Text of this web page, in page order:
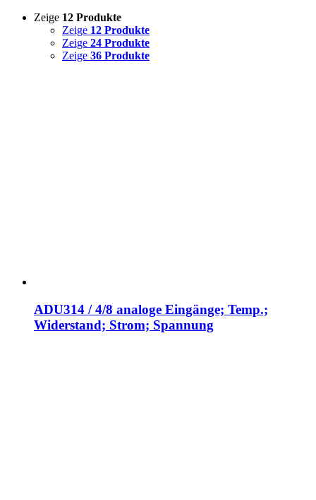
Zeige 12 Produkte
Zeige 12 Produkte
Zeige 24 Produkte
Zeige 36 Produkte
ADU314 / 4/8 analoge Eingänge; Temp.;
Widerstand; Strom; Spannung